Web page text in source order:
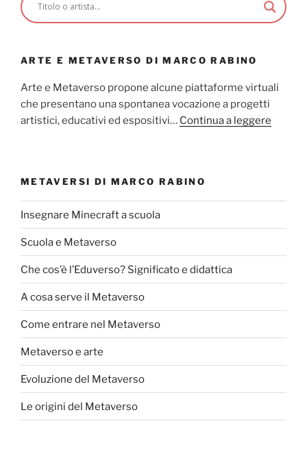
ARTE E METAVERSO DI MARCO RABINO
Arte e Metaverso propone alcune piattaforme virtuali
che presentano una spontanea vocazione a progetti
artistici, educativi ed espositivi… Continua a leggere
METAVERSI DI MARCO RABINO
Insegnare Minecraft a scuola
Scuola e Metaverso
Che cos’è l’Eduverso? Significato e didattica
A cosa serve il Metaverso
Come entrare nel Metaverso
Metaverso e arte
Evoluzione del Metaverso
Le origini del Metaverso